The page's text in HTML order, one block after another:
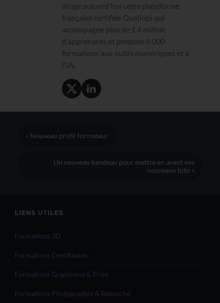
dirige aujourd'hui cette plateforme
française certifiée Qualiopi qui
accompagne plus de 1,4 million
d'apprenants et propose 6 000
formations aux outils numériques et à
l'IA.
« Nouveau profil formateur
Un nouveau bandeau pour mettre en avant vos
nouveaux tuto »
LIENS UTILES
Formations 3D
Formations Certifiantes
Formations Graphisme & Print
Formations Photographie & Retouche